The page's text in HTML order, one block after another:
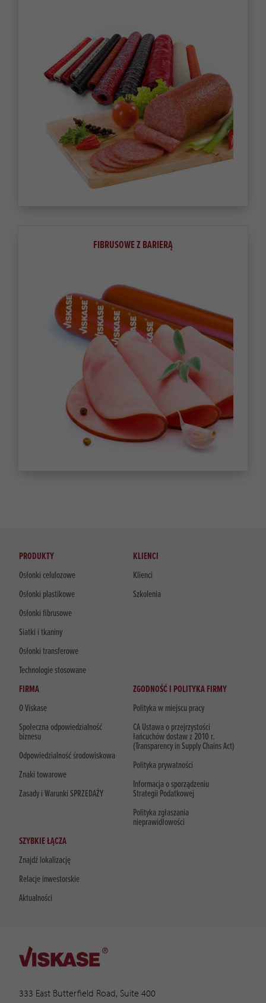
FIBRUSOWE Z BARIERĄ
333 East Butterfield Road, Suite 400
PRODUKTY
Osłonki celulozowe
Osłonki plastikowe
Osłonki fibrusowe
Siatki i tkaniny
Osłonki transferowe
Technologie stosowane
KLIENCI
Klienci
Szkolenia
FIRMA
O Viskase
Społeczna odpowiedzialność
biznesu
Odpowiedzialność środowiskowa
Znaki towarowe
Zasady i Warunki SPRZEDAŻY
ZGODNOŚĆ I POLITYKA FIRMY
Polityka w miejscu pracy
CA Ustawa o przejrzystości
łańcuchów dostaw z 2010 r.
(Transparency in Supply Chains Act)
Polityka prywatności
Informacja o sporządzeniu
Strategii Podatkowej
Polityka zgłaszania
nieprawidłowości
SZYBKIE ŁĄCZA
Znajdź lokalizację
Relacje inwestorskie
Aktualności